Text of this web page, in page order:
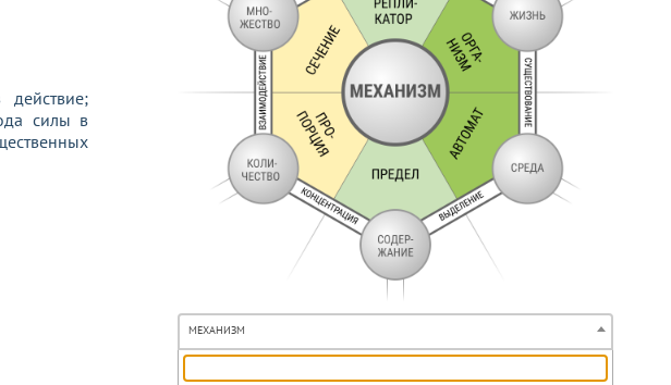
силы в
МЕХАНИЗМ